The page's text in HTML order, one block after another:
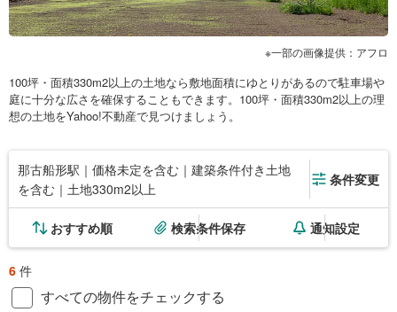
一部の画像提供：アフロ
100坪・面積330m2以上の土地なら敷地面積にゆとりがあるので駐車場や
庭に十分な広さを確保することもできます。100坪・面積330m2以上の理
想の土地をYahoo!不動産で見つけましょう。
那古船形駅｜価格未定を含む｜建築条件付き土地
を含む｜土地330m2以上
条件変更
おすすめ順 検索条件保存 通知設定
6 件
すべての物件をチェックする